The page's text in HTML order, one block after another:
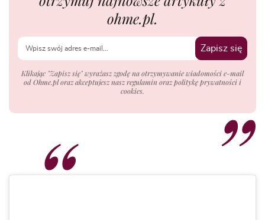
ohme.pl.
Zapisz się
Klikając "Zapisz się" wyrażasz zgodę na otrzymywanie wiadomości e-mail
od Ohme.pl oraz akceptujesz nasz regulamin oraz politykę prywatności i
cookies.